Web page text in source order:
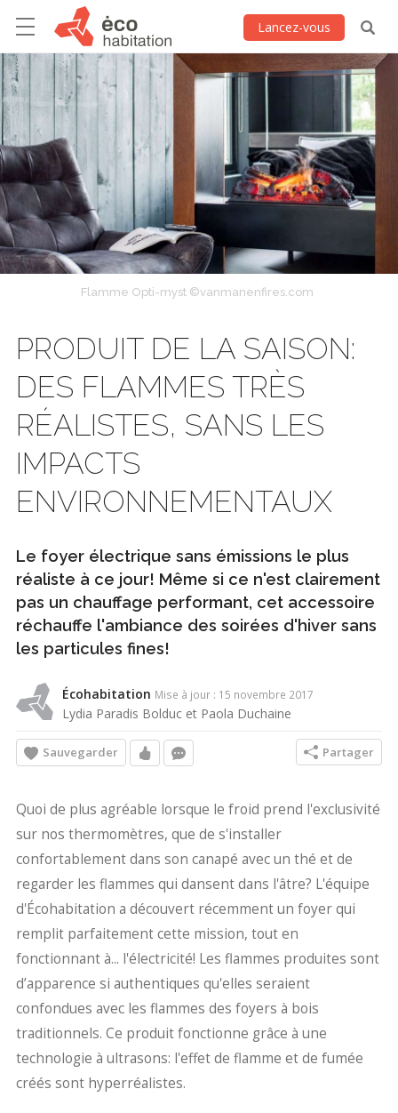
Lancez-vous
Flamme Opti-myst ©vanmanenfires.com
PRODUIT DE LA SAISON:
DES FLAMMES TRÈS
RÉALISTES, SANS LES
IMPACTS
ENVIRONNEMENTAUX
Le foyer électrique sans émissions le plus
réaliste à ce jour! Même si ce n'est clairement
pas un chauffage performant, cet accessoire
réchauffe l'ambiance des soirées d'hiver sans
les particules fines!
Écohabitation Mise à jour : 15 novembre 2017
Lydia Paradis Bolduc et Paola Duchaine
Sauvegarder Partager
Quoi de plus agréable lorsque le froid prend l'exclusivité
sur nos thermomètres, que de s'installer
confortablement dans son canapé avec un thé et de
regarder les flammes qui dansent dans l'âtre? L'équipe
d'Écohabitation a découvert récemment un foyer qui
remplit parfaitement cette mission, tout en
fonctionnant à... l'électricité! Les flammes produites sont
d’apparence si authentiques qu'elles seraient
confondues avec les flammes des foyers à bois
traditionnels. Ce produit fonctionne grâce à une
technologie à ultrasons: l'effet de flamme et de fumée
créés sont hyperréalistes.